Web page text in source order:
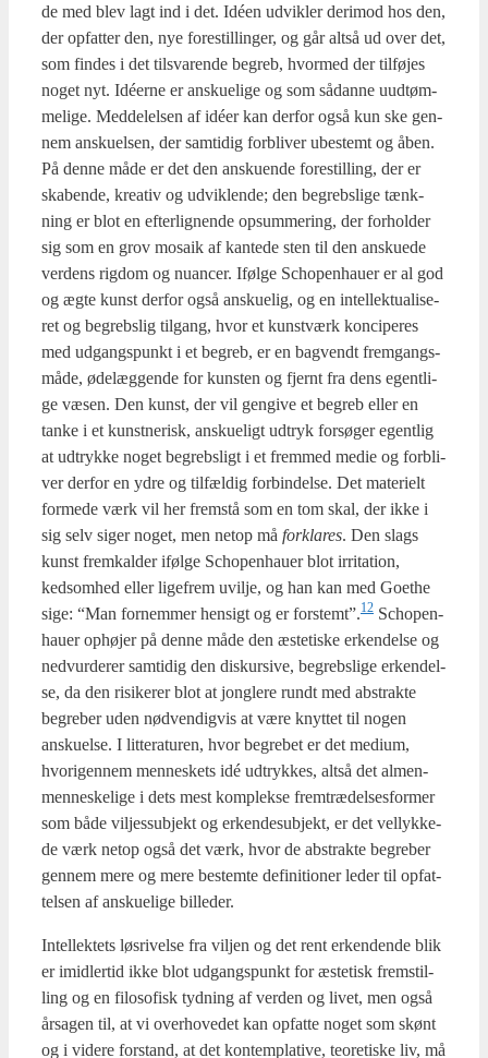
de med blev lagt ind i det. Idéen udvik­ler der­i­mod hos den,
der opfat­ter den, nye fore­stil­lin­ger, og går alt­så ud over det,
som fin­des i det til­sva­ren­de begreb, hvor­med der til­fø­jes
noget nyt. Idéer­ne er ansku­e­li­ge og som sådan­ne uudtøm­
me­li­ge. Med­del­el­sen af idéer kan der­for også kun ske gen­
nem ansku­el­sen, der sam­ti­dig for­bli­ver ube­stemt og åben.
På den­ne måde er det den ansku­en­de fore­stil­ling, der er
ska­ben­de, kre­a­tiv og udvik­len­de; den begrebs­li­ge tænk­
ning er blot en efter­lig­nen­de opsum­me­ring, der for­hol­der
sig som en grov mosaik af kan­te­de sten til den ansku­e­de
ver­dens rig­dom og nuan­cer. Iføl­ge Scho­pen­hau­er er al god
og ægte kunst der­for også ansku­e­lig, og en intel­lek­tu­a­li­se­
ret og begrebs­lig til­gang, hvor et kunst­værk kon­ci­pe­res
med udgangs­punkt i et begreb, er en bag­vendt frem­gangs­
må­de, øde­læg­gen­de for kun­sten og fjer­nt fra dens egent­li­
ge væsen. Den kunst, der vil gen­gi­ve et begreb eller en
tan­ke i et kunst­ne­risk, ansku­e­ligt udtryk for­sø­ger egent­lig
at udtryk­ke noget begrebs­ligt i et frem­med medie og for­bli­
ver der­for en ydre og til­fæl­dig for­bin­del­se. Det mate­ri­elt
for­me­de værk vil her frem­stå som en tom skal, der ikke i
sig selv siger noget, men net­op må for­kla­res. Den slags
kunst frem­kal­der iføl­ge Scho­pen­hau­er blot irri­ta­tion,
kedsom­hed eller lige­frem uvil­je, og han kan med Goet­he
sige: “Man for­nem­mer hen­sigt og er forstemt”.12 Scho­pen­
hau­er ophø­jer på den­ne måde den æste­ti­ske erken­del­se og
ned­vur­de­rer sam­ti­dig den dis­kur­si­ve, begrebs­li­ge erken­del­
se, da den risi­ke­rer blot at jong­le­re rundt med abstrak­te
begre­ber uden nød­ven­dig­vis at være knyt­tet til nogen
ansku­el­se. I lit­te­ra­tu­ren, hvor begre­bet er det medi­um,
hvori­gen­nem men­ne­skets idé udtryk­kes, alt­så det almen­
men­ne­ske­li­ge i dets mest kom­plek­se frem­træ­del­ses­for­mer
som både vil­jes­sub­jekt og erken­desub­jekt, er det vel­lyk­ke­
de værk net­op også det værk, hvor de abstrak­te begre­ber
gen­nem mere og mere bestem­te defi­ni­tio­ner leder til opfat­
tel­sen af ansku­e­li­ge bil­le­der.
Intel­lek­tets løs­ri­vel­se fra vilj­en og det rent erken­den­de blik
er imid­ler­tid ikke blot udgangs­punkt for æste­tisk frem­stil­
ling og en filo­so­fisk tyd­ning af ver­den og livet, men også
årsa­gen til, at vi over­ho­ve­det kan opfat­te noget som skønt
og i vide­re for­stand, at det kon­tem­p­la­ti­ve, teo­re­ti­ske liv, må